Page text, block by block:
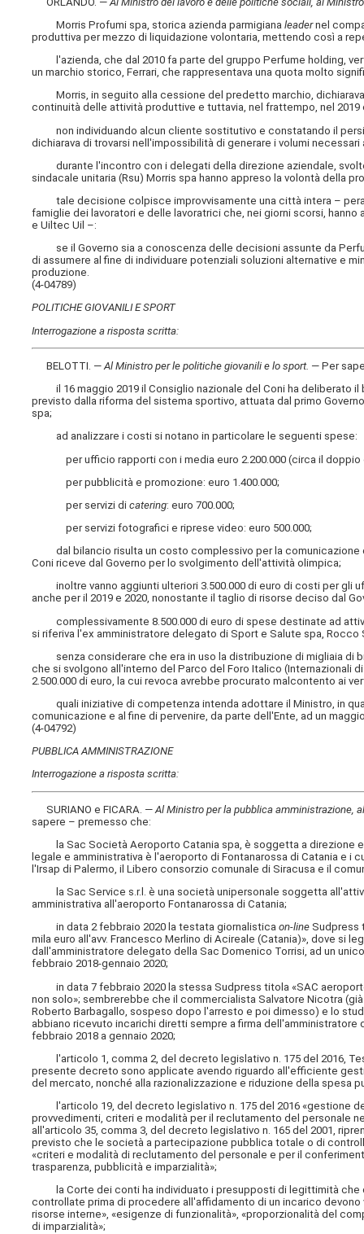
Morris Profumi spa, storica azienda parmigianaleadernel
produttiva per mezzo di liquidazione volontaria, mettendo così a
l'azienda, che dal 2010 fa parte del gruppo Perfume holding,
un marchio storico, Ferrari, che rappresentava una quota molto
Morris, in seguito alla cessione del predetto marchio,
continuità delle attività produttive e tuttavia, nel frattempo, nel
non individuando alcun cliente sostitutivo e constatando il
dichiarava di trovarsi nell'impossibilità di generare i volumi
durante l'incontro con i delegati della direzione aziendale,
sindacale unitaria (Rsu) Morris spa hanno appreso la volontà della
tale decisione colpisce improvvisamente una città intera –
famiglie dei lavoratori e delle lavoratrici che, nei giorni scorsi,
e Uiltec Uil –:
se il Governo sia a conoscenza delle decisioni assunte da
di assumere al fine di individuare potenziali soluzioni alternative e
produzione.
(4-04789)
POLITICHE GIOVANILI E SPORT
Interrogazione a risposta scritta:
BELOTTI. —Al Ministro per le politiche giovanili e lo sport. — Per
il 16 maggio 2019 il Consiglio nazionale del Coni ha deliberato
previsto dalla riforma del sistema sportivo, attuata dal primo
spa;
ad analizzare i costi si notano in particolare le seguenti spese:
per ufficio rapporti con i media euro 2.200.000 (circa il doppio
per pubblicità e promozione: euro 1.400.000;
per servizi dicatering: euro 700.000;
per servizi fotografici e riprese video: euro 500.000;
dal bilancio risulta un costo complessivo per la comunicazione
Coni riceve dal Governo per lo svolgimento dell'attività olimpica;
inoltre vanno aggiunti ulteriori 3.500.000 di euro di costi per gli
anche per il 2019 e 2020, nonostante il taglio di risorse deciso dal
complessivamente 8.500.000 di euro di spese destinate ad
si riferiva l'ex amministratore delegato di Sport e Salute spa,
senza considerare che era in uso la distribuzione di migliaia di
che si svolgono all'interno del Parco del Foro Italico (Internazionali
2.500.000 di euro, la cui revoca avrebbe procurato malcontento ai
quali iniziative di competenza intenda adottare il Ministro, in
comunicazione e al fine di pervenire, da parte dell'Ente, ad un
(4-04792)
PUBBLICA AMMINISTRAZIONE
Interrogazione a risposta scritta:
SURIANO e FICARA. —Al Ministro per la pubblica amministrazione,
sapere – premesso che:
la Sac Società Aeroporto Catania spa, è soggetta a direzione e
legale e amministrativa è l'aeroporto di Fontanarossa di Catania e
l'Irsap di Palermo, il Libero consorzio comunale di Siracusa e il
la Sac Service s.r.l. è una società unipersonale soggetta
amministrativa all'aeroporto Fontanarossa di Catania;
in data 2 febbraio 2020 la testata giornalisticaon-line Sudpress
mila euro all'avv. Francesco Merlino di Acireale (Catania)», dove si
dall'amministratore delegato della Sac Domenico Torrisi, ad un
febbraio 2018-gennaio 2020;
in data 7 febbraio 2020 la stessa Sudpress titola «SAC
non solo»; sembrerebbe che il commercialista Salvatore Nicotra
Roberto Barbagallo, sospeso dopo l'arresto e poi dimesso) e lo
abbiano ricevuto incarichi diretti sempre a firma
febbraio 2018 a gennaio 2020;
l'articolo 1, comma 2, del decreto legislativo n. 175 del 2016,
presente decreto sono applicate avendo riguardo all'efficiente
del mercato, nonché alla razionalizzazione e riduzione della spesa
l'articolo 19, del decreto legislativo n. 175 del 2016 «gestione
provvedimenti, criteri e modalità per il reclutamento del personale
all'articolo 35, comma 3, del decreto legislativo n. 165 del 2001,
previsto che le società a partecipazione pubblica totale o di
«criteri e modalità di reclutamento del personale e per il
trasparenza, pubblicità e imparzialità»;
la Corte dei conti ha individuato i presupposti di legittimità che
controllate prima di procedere all'affidamento di un incarico
risorse interne», «esigenze di funzionalità», «proporzionalità del
di imparzialità»;